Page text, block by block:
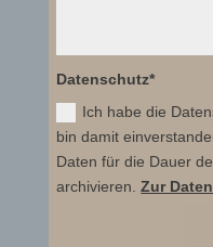
Datenschutz*
Ich habe die
bin damit
Daten für die Dauer
archivieren.Zur